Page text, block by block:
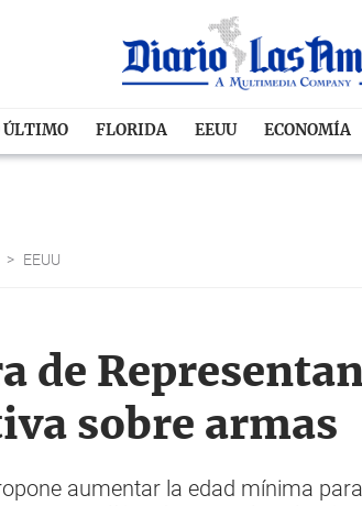
ÚLTIMO FLORIDA EEUU ECONOMÍA
> EEUU
de
sobre armas
aumentar la edad mínima